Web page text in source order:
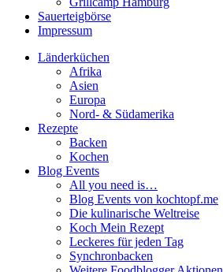
Sauerteigbörse
Impressum
Länderküchen
Afrika
Asien
Europa
Nord- & Südamerika
Rezepte
Backen
Kochen
Blog Events
All you need is…
Blog Events von kochtopf.me
Die kulinarische Weltreise
Koch Mein Rezept
Leckeres für jeden Tag
Synchronbacken